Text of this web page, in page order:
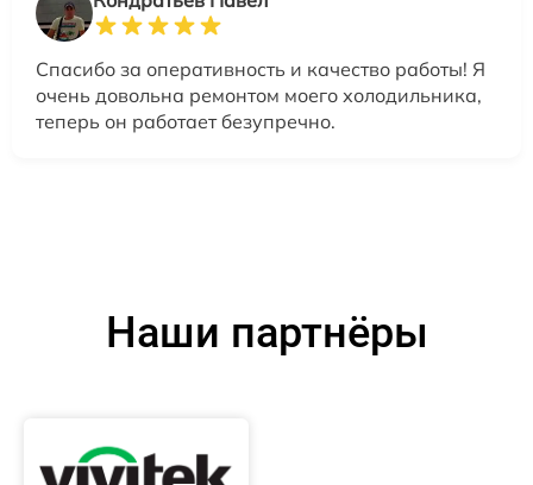
Спасибо за оперативность и качество работы! Я
очень довольна ремонтом моего холодильника,
теперь он работает безупречно.
Наши партнёры